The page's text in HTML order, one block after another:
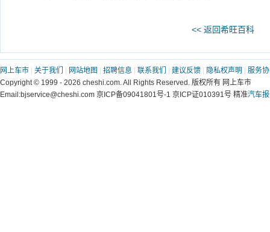
<< 返回希旺百科
网上车市 关于我们 网站地图 招聘信息 联系我们 建议反馈 隐私权声明
服务
Copyright © 1999 - 2026 cheshi.com. All Rights Reserved. 版权所有 网上车市
Email:bjservice@cheshi.com 京ICP备09041801号-1 京ICP证010391号 精准汽车